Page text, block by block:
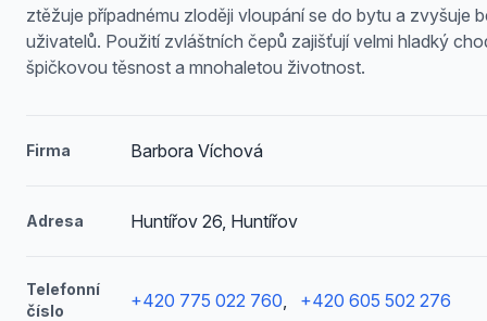
ztěžuje případnému zloději vloupání se do bytu a zvyšuje
uživatelů. Použití zvláštních čepů zajišťují velmi hladký
špičkovou těsnost a mnohaletou životnost.
Firma Barbora Víchová
Adresa Huntířov 26, Huntířov
Telefonní
číslo
+420 775 022 760, +420 605 502 276